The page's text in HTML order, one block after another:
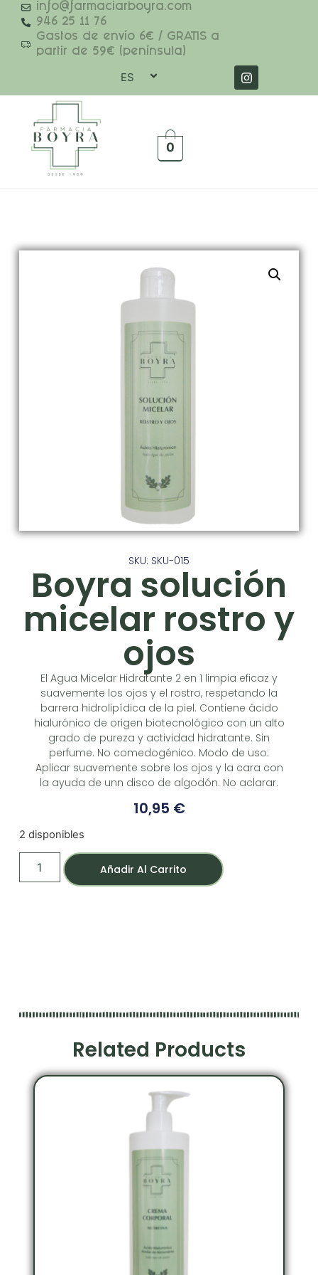
info@farmaciarboyra.com
946 25 11 76
Gastos de envío 6€ / GRATIS a
partir de 59€ (península)
ES
0
SKU: SKU-015
Boyra solución
micelar rostro y
ojos
El Agua Micelar Hidratante 2 en 1 limpia eficaz y
suavemente los ojos y el rostro, respetando la
barrera hidrolipídica de la piel. Contiene ácido
hialurónico de origen biotecnológico con un alto
grado de pureza y actividad hidratante. Sin
perfume. No comedogénico. Modo de uso:
Aplicar suavemente sobre los ojos y la cara con
la ayuda de unn disco de algodón. No aclarar.
10,95 €
2 disponibles
Añadir Al Carrito
Related Products